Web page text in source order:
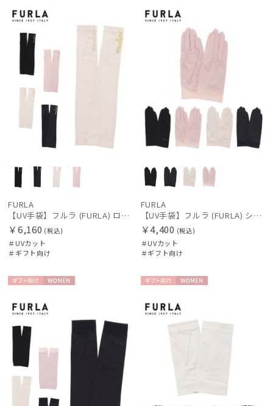
向け
N
FURLA
【UV手袋】フルラ (FURLA) ロング ＵＶ手袋 ミモザ 指無し 接触冷感
￥6,160 (税込)
＃UVカット
＃ギフト向け
向け
N
FURLA
【UV手袋】フルラ (FURLA) ショート ＵＶ手袋 ロゴ刺繍 5本指 接触冷感
￥4,400 (税込)
＃UVカット
＃ギフト向け
向け
N
向け
N